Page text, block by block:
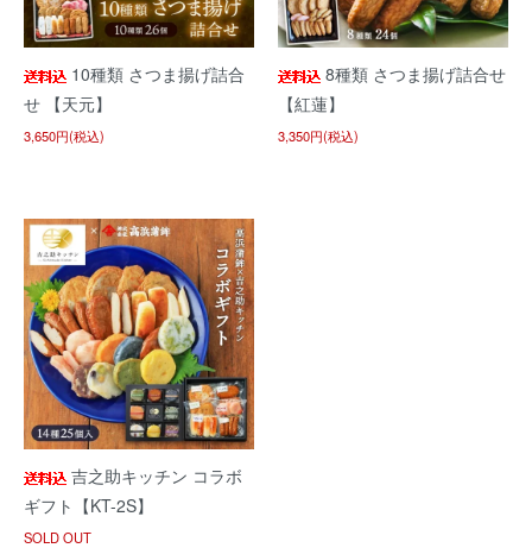
10種類 さつま揚げ詰合
せ 【天元】
3,650円(税込)
8種類 さつま揚げ詰合せ
【紅蓮】
3,350円(税込)
吉之助キッチン コラボ
ギフト【KT-2S】
SOLD OUT